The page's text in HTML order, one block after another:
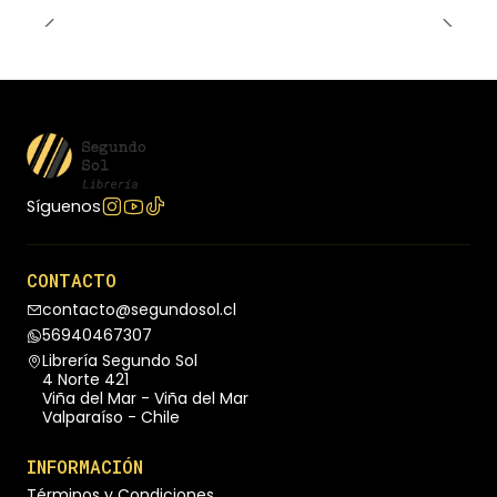
Síguenos
CONTACTO
contacto@segundosol.cl
56940467307
Librería Segundo Sol
4 Norte 421
Viña del Mar - Viña del Mar
Valparaíso - Chile
INFORMACIÓN